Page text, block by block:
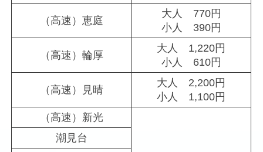
（高速）恵庭
大人 770円
小人 390円
（高速）輪厚
大人 1,220円
小人 610円
（高速）見晴
大人 2,200円
小人 1,100円
（高速）新光
潮見台